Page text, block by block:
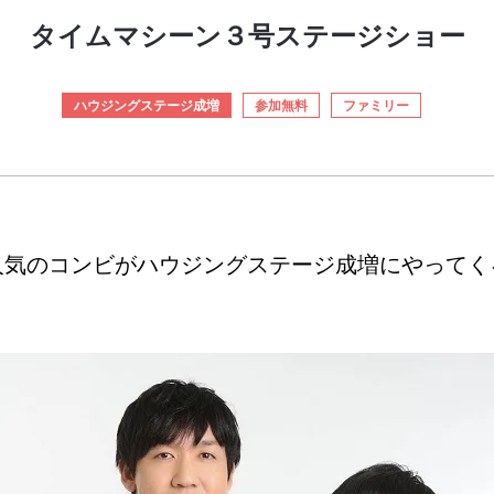
タイムマシーン３号ステージショー
ハウジングステージ成増 参加無料 ファミリー
のコンビがハウジングステージ成増にやって